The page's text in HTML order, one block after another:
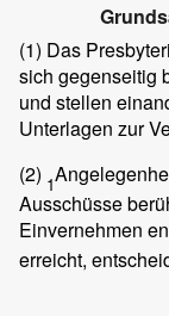
(1) Das
sich gegenseitig
und stellen
Unterlagen zur
(2) 1
Ausschüsse
Einvernehmen
erreicht,